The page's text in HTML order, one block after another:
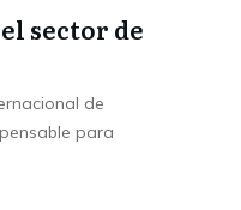
sector de
de
para